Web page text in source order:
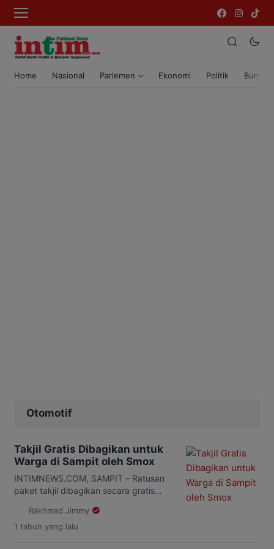
Home Nasional Parlemen Ekonomi Politik Bumi
Otomotif
Takjil Gratis Dibagikan untuk
Warga di Sampit oleh Smox
INTIMNEWS.COM, SAMPIT – Ratusan
paket takjil dibagikan secara gratis
Jalan Suprapto, Kecamatan MB
Ketapang, Kabupaten Kotawaringin
Rakhmad Jimmy
1 tahun yang lalu